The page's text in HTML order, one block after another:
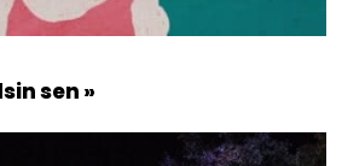
sen »